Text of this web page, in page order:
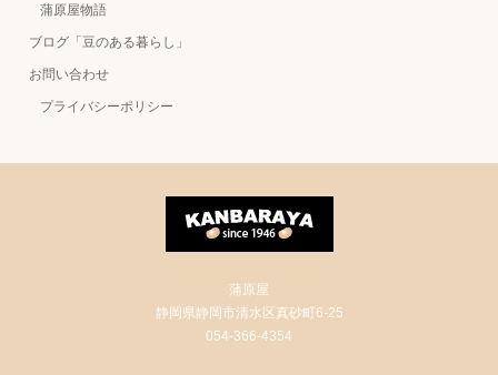
蒲原屋物語
ブログ「豆のある暮らし」
お問い合わせ
プライバシーポリシー
蒲原屋
静岡県静岡市清水区真砂町6-25
054-366-4354